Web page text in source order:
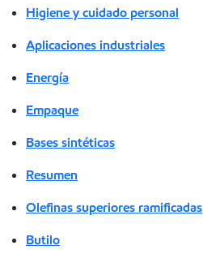
Higiene y cuidado personal
Aplicaciones industriales
Energía
Empaque
Bases sintéticas
Resumen
Olefinas superiores ramificadas
Butilo